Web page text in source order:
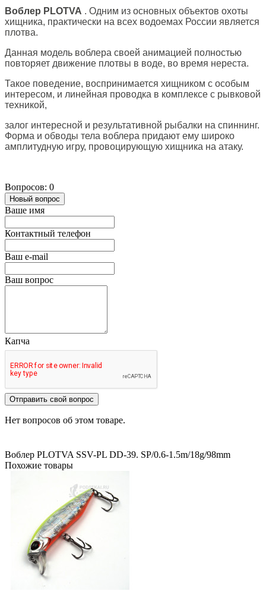
Воблер PLOTVA . Одним из основных объектов охоты
хищника, практически на всех водоемах России является
плотва.
Данная модель воблера своей анимацией полностью
повторяет движение плотвы в воде, во время нереста.
Такое поведение, воспринимается хищником с особым
интересом, и линейная проводка в комплексе с рывковой
техникой,
залог интересной и результативной рыбалки на спиннинг.
Форма и обводы тела воблера придают ему широко
амплитудную игру, провоцирующую хищника на атаку.
Вопросов: 0
Новый вопрос
Ваше имя
Контактный телефон
Ваш e-mail
Ваш вопрос
Капча
Отправить свой вопрос
Нет вопросов об этом товаре.
Воблер PLOTVA SSV-PL DD-39. SP/0.6-1.5m/18g/98mm
Похожие товары